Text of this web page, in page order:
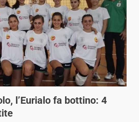
l’Eurialo fa bottino: 4